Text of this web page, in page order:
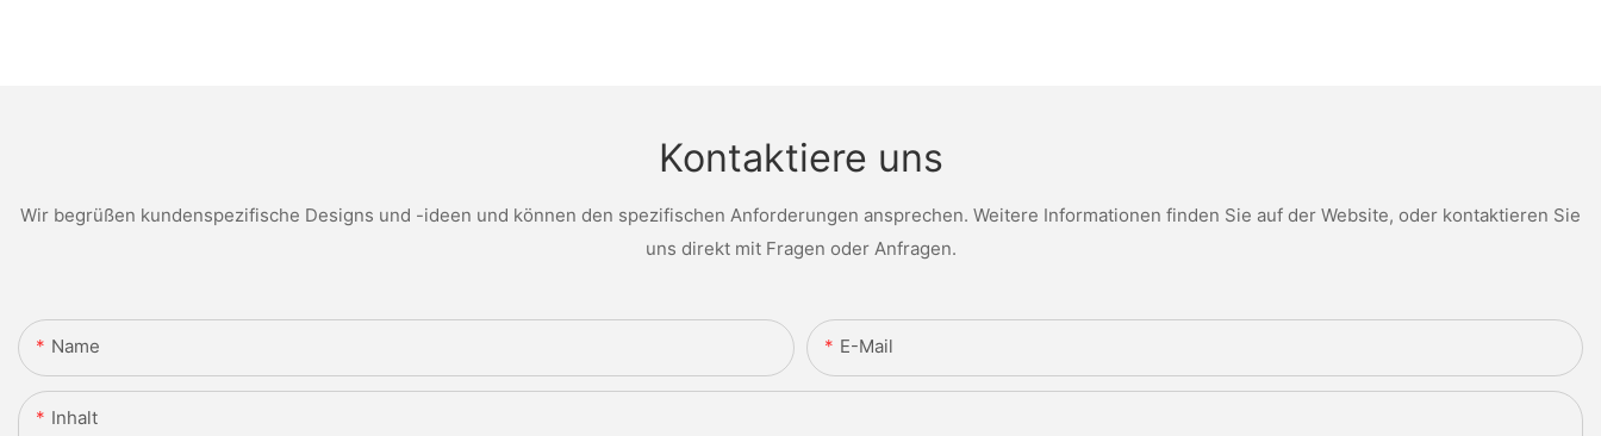
Kontaktiere uns
Wir begrüßen kundenspezifische Designs und -ideen und können den spezifischen Anforderungen ansprechen. Weitere Informationen finden Sie auf der Website, oder kontaktieren Sie
uns direkt mit Fragen oder Anfragen.
Name E-Mail
Inhalt